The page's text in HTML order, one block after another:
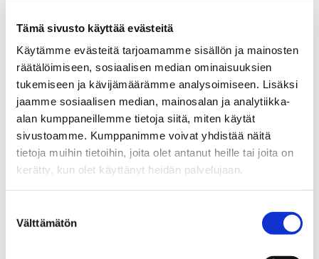
Tämä sivusto käyttää evästeitä
Käytämme evästeitä tarjoamamme sisällön ja mainosten
räätälöimiseen, sosiaalisen median ominaisuuksien
tukemiseen ja kävijämäärämme analysoimiseen. Lisäksi
jaamme sosiaalisen median, mainosalan ja analytiikka-
alan kumppaneillemme tietoja siitä, miten käytät
sivustoamme. Kumppanimme voivat yhdistää näitä
tietoja muihin tietoihin, joita olet antanut heille tai joita on
kerätty, kun olet käyttänyt heidän palvelujaan.
valinta
Välttämätön
osingon verotus jakavan
yhtiön näkökulmasta
Osinkoa jakavan yhtiön kannalta in
natura -osingon verotuksellinen
käsittely eroaa tavanomaisesta
rahallisesta osingonjaosta.Kun
omaisuus jaetaan osinkona, yhtiön
tuloverotuksessa käsitellään omaisuuden
käypä arvo kyseisenä
luovutushinta kirjataan yhtiön